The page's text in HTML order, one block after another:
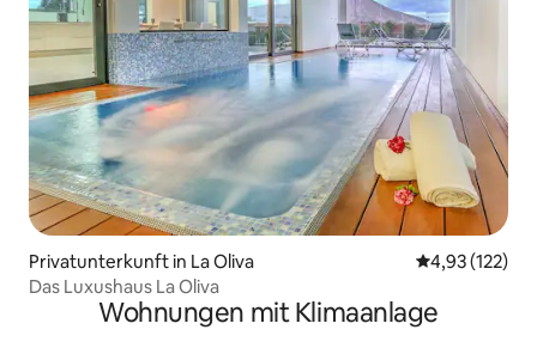
Privatunterkunft in La Oliva
4,93 (122)
Das Luxushaus La Oliva
Wohnungen mit Klimaanlage